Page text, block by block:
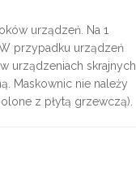
urządzeń. Na 1
przypadku urządzeń
urządzeniach skrajnych
Maskownic nie należy
z płytą grzewczą).